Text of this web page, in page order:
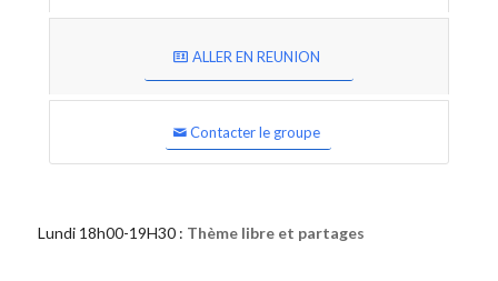
ALLER EN REUNION
Contacter le groupe
Lundi 18h00-19H30 : Thème libre et partages